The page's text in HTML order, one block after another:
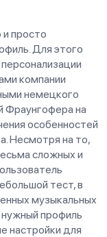
просто
Для этого
компании
немецкого
Фраунгофера на
особенностей
Несмотря на то,
сложных и
тест, в
музыкальных
профиль
настройки для